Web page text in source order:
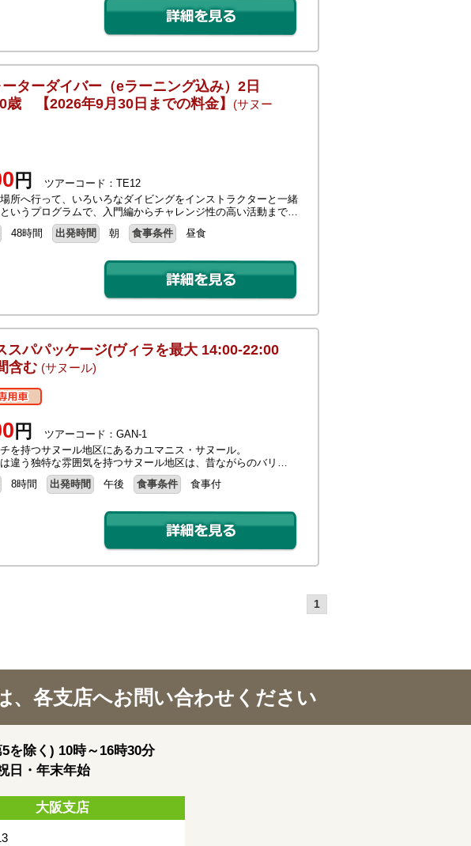
ターダイバー（eラーニング込み）2日
【2026年9月30日までの料金】
(サヌー
円
ツアーコード：TE12
所へ行って、いろいろなダイビングをインストラクターと一緒
いうプログラムで、入門編からチャレンジ性の高い活動まで…
48時間 出発時間 朝 食事条件 昼食
スパパッケージ(ヴィラを最大 14:00-22:00
含む (サヌール)
円
ツアーコード：GAN-1
を持つサヌール地区にあるカユマニス・サヌール。
違う独特な雰囲気を持つサヌール地区は、昔ながらのバリ…
8時間 出発時間 午後 食事条件 食事付
1
、各支店へお問い合わせください
を除く) 10時～16時30分
日・年末年始
大阪支店